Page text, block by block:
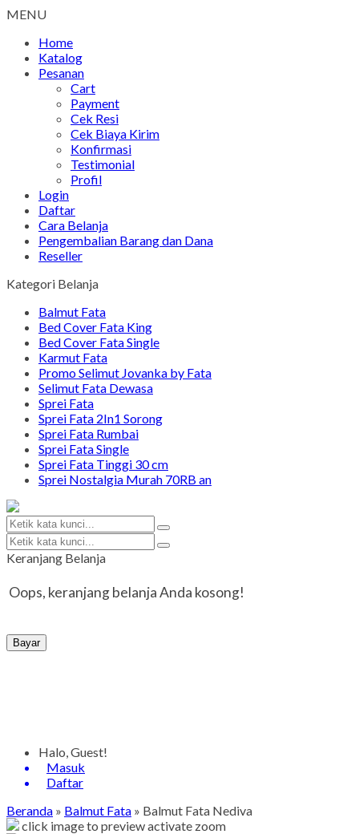
MENU
Home
Katalog
Pesanan
Cart
Payment
Cek Resi
Cek Biaya Kirim
Konfirmasi
Testimonial
Profil
Login
Daftar
Cara Belanja
Pengembalian Barang dan Dana
Reseller
Kategori Belanja
Balmut Fata
Bed Cover Fata King
Bed Cover Fata Single
Karmut Fata
Promo Selimut Jovanka by Fata
Selimut Fata Dewasa
Sprei Fata
Sprei Fata 2In1 Sorong
Sprei Fata Rumbai
Sprei Fata Single
Sprei Fata Tinggi 30 cm
Sprei Nostalgia Murah 70RB an
Keranjang Belanja
Oops, keranjang belanja Anda kosong!
Bayar
Halo, Guest!
Masuk
Daftar
Beranda » Balmut Fata » Balmut Fata Nediva
click image to previewactivate zoom